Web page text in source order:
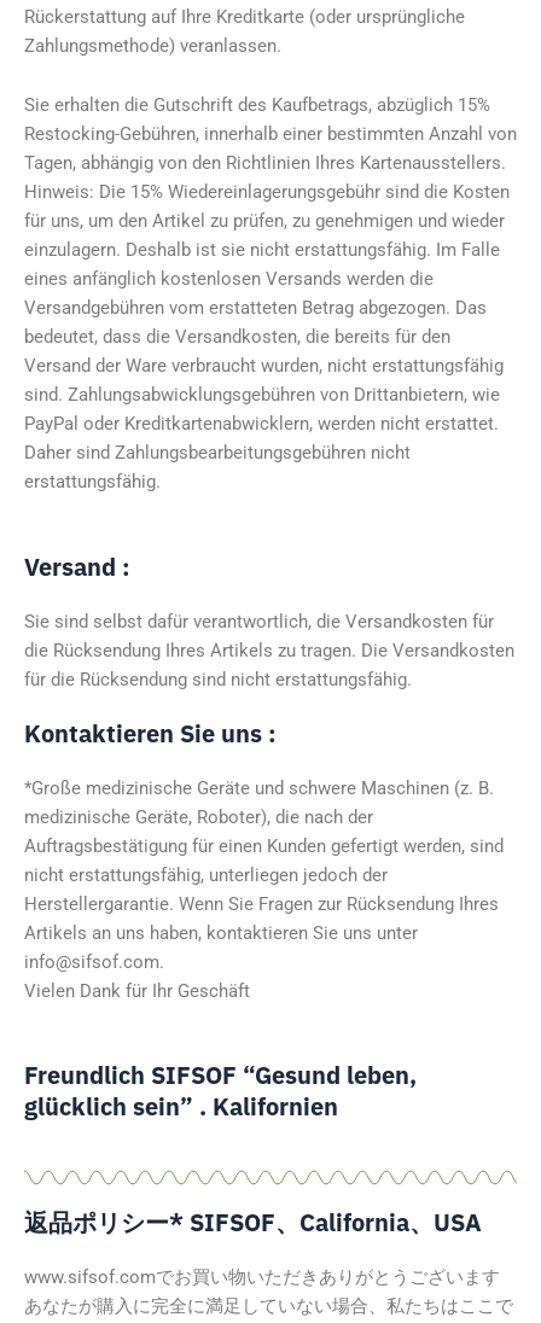
Rückerstattung auf Ihre Kreditkarte (oder ursprüngliche
Zahlungsmethode) veranlassen.
Sie erhalten die Gutschrift des Kaufbetrags, abzüglich 15%
Restocking-Gebühren, innerhalb einer bestimmten Anzahl von
Tagen, abhängig von den Richtlinien Ihres Kartenausstellers.
Hinweis: Die 15% Wiedereinlagerungsgebühr sind die Kosten
für uns, um den Artikel zu prüfen, zu genehmigen und wieder
einzulagern. Deshalb ist sie nicht erstattungsfähig. Im Falle
eines anfänglich kostenlosen Versands werden die
Versandgebühren vom erstatteten Betrag abgezogen. Das
bedeutet, dass die Versandkosten, die bereits für den
Versand der Ware verbraucht wurden, nicht erstattungsfähig
sind. Zahlungsabwicklungsgebühren von Drittanbietern, wie
PayPal oder Kreditkartenabwicklern, werden nicht erstattet.
Daher sind Zahlungsbearbeitungsgebühren nicht
erstattungsfähig.
Versand :
Sie sind selbst dafür verantwortlich, die Versandkosten für
die Rücksendung Ihres Artikels zu tragen. Die Versandkosten
für die Rücksendung sind nicht erstattungsfähig.
Kontaktieren Sie uns :
*Große medizinische Geräte und schwere Maschinen (z. B.
medizinische Geräte, Roboter), die nach der
Auftragsbestätigung für einen Kunden gefertigt werden, sind
nicht erstattungsfähig, unterliegen jedoch der
Herstellergarantie. Wenn Sie Fragen zur Rücksendung Ihres
Artikels an uns haben, kontaktieren Sie uns unter
info@sifsof.com.
Vielen Dank für Ihr Geschäft
Freundlich SIFSOF “Gesund leben,
glücklich sein” . Kalifornien
返品ポリシー* SIFSOF、California、USA
www.sifsof.comでお買い物いただきありがとうございます
あなたが購入に完全に満足していない場合、私たちはここで